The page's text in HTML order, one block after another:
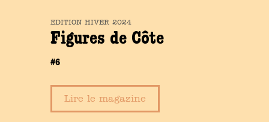
EDITION HIVER 2024
Figures de Côte
#6
Lire le magazine